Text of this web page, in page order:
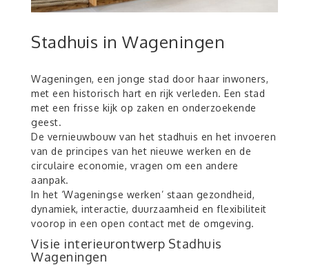
Stadhuis in Wageningen
Wageningen, een jonge stad door haar inwoners,
met een historisch hart en rijk verleden. Een stad
met een frisse kijk op zaken en onderzoekende
geest.
De vernieuwbouw van het stadhuis en het invoeren
van de principes van het nieuwe werken en de
circulaire economie, vragen om een andere
aanpak.
In het ‘Wageningse werken’ staan gezondheid,
dynamiek, interactie, duurzaamheid en flexibiliteit
voorop in een open contact met de omgeving.
Visie interieurontwerp Stadhuis
Wageningen